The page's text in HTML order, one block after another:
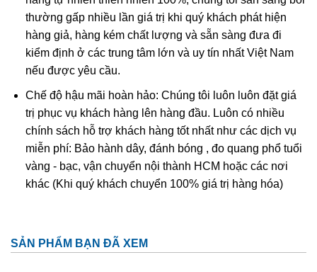
có ý nghĩa rất lớn trong vấn đề sức khỏe và phong thủy.
Điểm nổi bật nhất của Vòng Đeo Tay Thạch Anh Tóc Đỏ là
giúp người đeo giao tiếp tốt với nguồn năng lượng mạnh
mẽ. Để hiểu rõ hơn thì sau đây, chúng tôi xin chia sẻ cụ thể
về ý nghĩa của Thạch Anh Tóc Đỏ.
thường gấp nhiều lần giá trị khi quý khách phát hiện
hàng giả, hàng kém chất lượng và sẵn sàng đưa đi
kiểm định ở các trung tâm lớn và uy tín nhất Việt Nam
nếu được yêu cầu.
Chế độ hậu mãi hoàn hảo: Chúng tôi luôn luôn đặt giá
trị phục vụ khách hàng lên hàng đầu. Luôn có nhiều
chính sách hỗ trợ khách hàng tốt nhất như các dịch vụ
miễn phí: Bảo hành dây, đánh bóng , đo quang phổ tuổi
vàng - bạc, vận chuyển nội thành HCM hoặc các nơi
khác (Khi quý khách chuyển 100% giá trị hàng hóa)
SẢN PHẨM BẠN ĐÃ XEM